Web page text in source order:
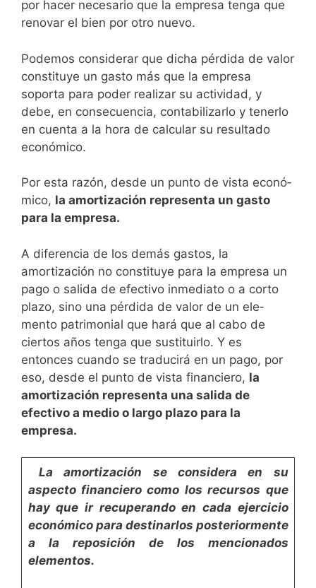
por hacer necesario que la empresa tenga que
renovar el bien por otro nuevo.
Po­demos considerar que dicha pérdida de valor
constituye un gasto más que la empresa
soporta para poder realizar su actividad, y
debe, en consecuencia, contabilizarlo y tenerlo
en cuenta a la hora de calcular su resultado
eco­nómico.
Por esta razón, desde un punto de vista econó­
mico, la amortización representa un gasto
para la em­presa.
A diferencia de los demás gastos, la
amortización no cons­tituye para la empresa un
pago o salida de efectivo inme­diato o a corto
plazo, sino una pérdida de valor de un ele­
mento patrimonial que hará que al cabo de
ciertos años tenga que sustituirlo. Y es
entonces cuando se traducirá en un pago, por
eso, desde el punto de vista financiero, la
amortización representa una salida de
efectivo a medio o largo plazo para la
empresa.
La amortización se considera en su
aspecto finan­ciero como los recursos que
hay que ir recuperando en cada ejercicio
económico para destinarlos posteriormente
a la re­posición de los mencionados
elementos.